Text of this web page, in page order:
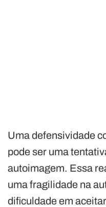
Uma defensividade
pode ser uma
autoimagem. Essa
uma fragilidade na
dificuldade em